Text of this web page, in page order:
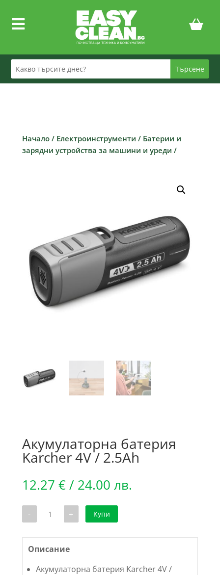

Начало/ Електроинструменти / Батерии и
зарядни устройства за машини и уреди /
Акумулаторна батерия
Karcher 4V / 2.5Ah
12.27 €/ 24.00 лв.
- количество
Акумулаторна
Karcher
4V
2.5Ah
+ Купи
Описание
Акумулаторна батерия Karcher 4V /